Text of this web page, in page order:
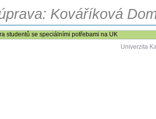
Kováříková
studentů se speciálními potřebami na UK
Univerzita